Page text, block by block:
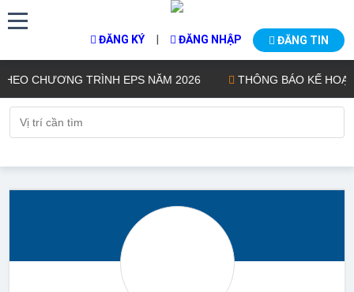
ĐĂNG KÝ | ĐĂNG NHẬP ĐĂNG TIN
CHƯƠNG TRÌNH EPS NĂM 2026 THÔNG BÁO KẾ